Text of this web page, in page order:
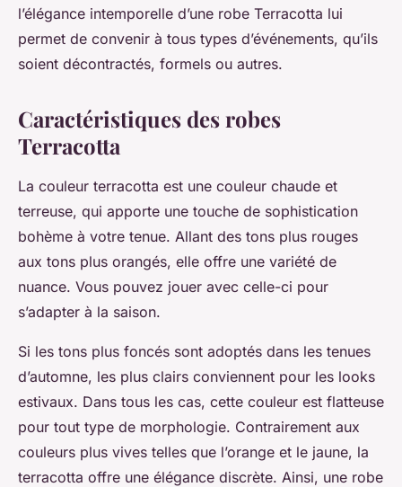
l’élégance intemporelle d’une robe Terracotta lui
permet de convenir à tous types d’événements, qu’ils
soient décontractés, formels ou autres.
Caractéristiques des robes
Terracotta
La couleur terracotta est une couleur chaude et
terreuse, qui apporte une touche de sophistication
bohème à votre tenue. Allant des tons plus rouges
aux tons plus orangés, elle offre une variété de
nuance. Vous pouvez jouer avec celle-ci pour
s’adapter à la saison.
Si les tons plus foncés sont adoptés dans les tenues
d’automne, les plus clairs conviennent pour les looks
estivaux. Dans tous les cas, cette couleur est flatteuse
pour tout type de morphologie. Contrairement aux
couleurs plus vives telles que l’orange et le jaune, la
terracotta offre une élégance discrète. Ainsi, une robe